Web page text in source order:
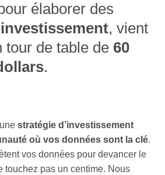
élaborer des
, vient
tour de table de 60
.
stratégie d’investissement
où vos données sont la clé.
vos données pour devancer le
touchez pas un centime. Nous